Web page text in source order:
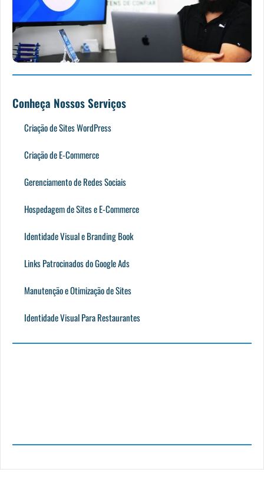
Conheça Nossos Serviços
Criação de Sites WordPress
Criação de E-Commerce
Gerenciamento de Redes Sociais
Hospedagem de Sites e E-Commerce
Identidade Visual e Branding Book
Links Patrocinados do Google Ads
Manutenção e Otimização de Sites
Identidade Visual Para Restaurantes